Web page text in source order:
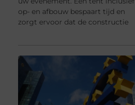
op- en afbouw bespaart tijd en
zorgt ervoor dat de constructie